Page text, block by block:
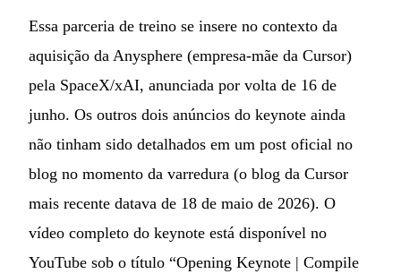
Essa parceria de treino se insere no contexto da
aquisição da Anysphere (empresa-mãe da Cursor)
pela SpaceX/xAI, anunciada por volta de 16 de
junho. Os outros dois anúncios do keynote ainda
não tinham sido detalhados em um post oficial no
blog no momento da varredura (o blog da Cursor
mais recente datava de 18 de maio de 2026). O
vídeo completo do keynote está disponível no
YouTube sob o título “Opening Keynote | Compile